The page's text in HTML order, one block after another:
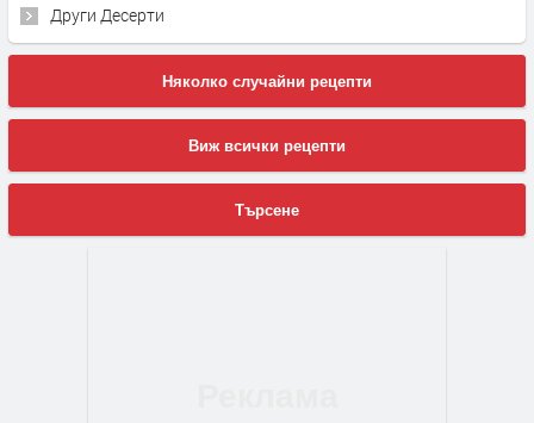
Други Десерти
Няколко случайни рецепти
Виж всички рецепти
Търсене